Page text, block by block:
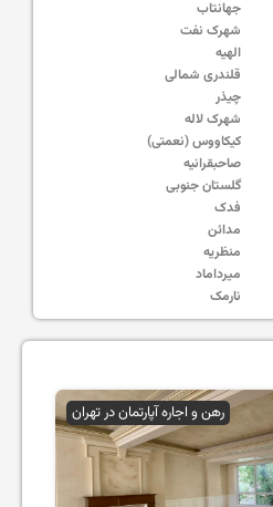
جهانتاب
شهرک نفت
الهیه
قلندری شمالی
چیذر
شهرک لاله
کیکاووس (نعمتی)
صاحبقرانیه
گلستان جنوبی
فدک
مدائن
منظریه
میرداماد
نارمک
رهن و اجاره آپارتمان در تهران